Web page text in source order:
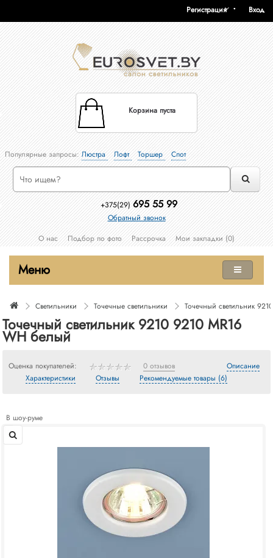
Вход
Регистрация
Корзина пуста
Популярные запросы:Люстра Лофт Торшер Спот
+375(29) 695 55 99
Обратный звонок
О нас
Подбор по фото Рассрочка Мои закладки (0)
Меню
Светильники Точечные светильники Точечный светильник
Точечный светильник 9210 9210 MR16
WH белый
Оценка покупателей: 0 отзывов
Описание
Характеристики
Отзывы Рекомендуемые товары (6)
В шоу-руме